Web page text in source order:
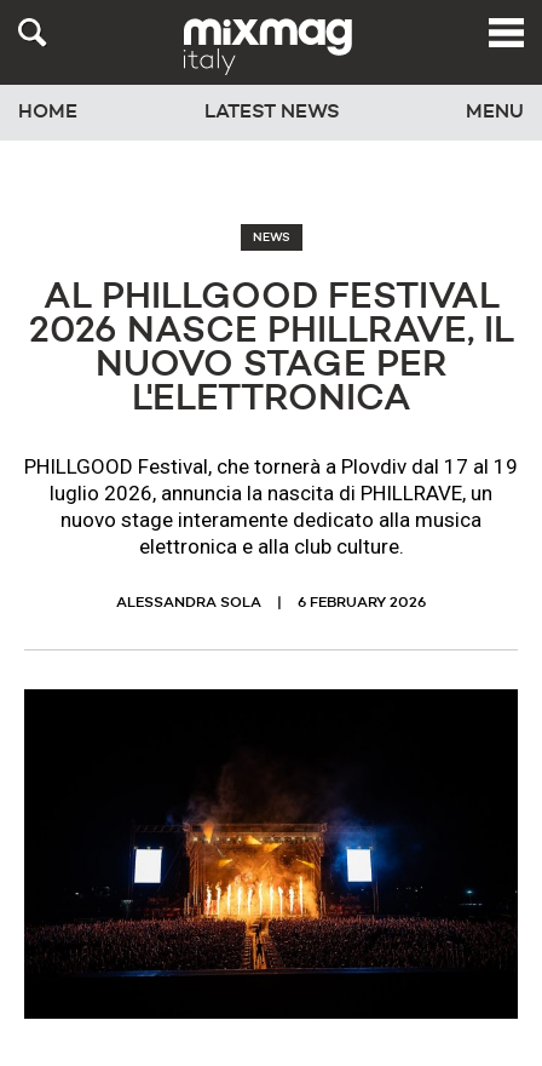
HOME LATEST NEWS MENU
NEWS
AL PHILLGOOD FESTIVAL
2026 NASCE PHILLRAVE, IL
NUOVO STAGE PER
L'ELETTRONICA
PHILLGOOD Festival, che tornerà a Plovdiv dal 17 al 19
luglio 2026, annuncia la nascita di PHILLRAVE, un
nuovo stage interamente dedicato alla musica
elettronica e alla club culture.
ALESSANDRA SOLA 6 FEBRUARY 2026